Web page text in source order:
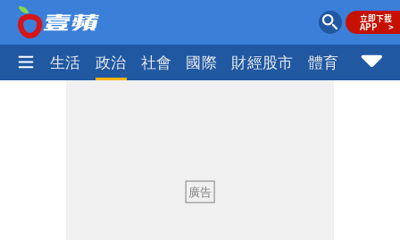
尚 生活 政治 社會 國際 財經股市 體育 壹蘋